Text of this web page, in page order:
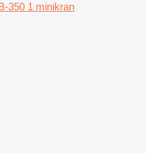
350 1 minikran